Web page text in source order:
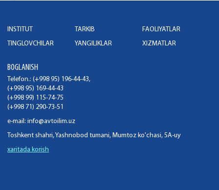
INSTITUT TARKIB
FAOLIYATLAR
TINGLOVCHILAR
YANGILIKLAR XIZMATLAR
BOGLANISH
Telefon.: (+998 95) 196-44-43,
(+998 95) 169-44-43
(+998 99) 115-74-75
(+998 71) 290-73-51
e-mail: info@avtoilim.uz
Toshkent shahri, Yashnobod tumani, Mumtoz ko'chasi, 5A-uy
xaritada korish